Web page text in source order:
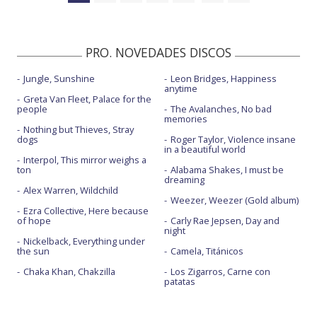
PRO. NOVEDADES DISCOS
Jungle, Sunshine
Greta Van Fleet, Palace for the
people
Nothing but Thieves, Stray
dogs
Interpol, This mirror weighs a
ton
Alex Warren, Wildchild
Ezra Collective, Here because
of hope
Nickelback, Everything under
the sun
Chaka Khan, Chakzilla
Leon Bridges, Happiness
anytime
The Avalanches, No bad
memories
Roger Taylor, Violence insane
in a beautiful world
Alabama Shakes, I must be
dreaming
Weezer, Weezer (Gold album)
Carly Rae Jepsen, Day and
night
Camela, Titánicos
Los Zigarros, Carne con
patatas